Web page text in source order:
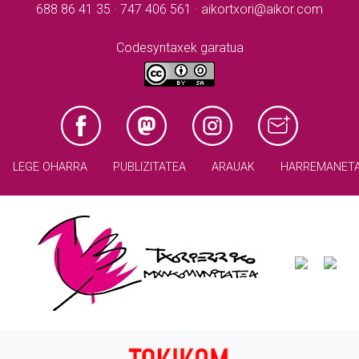
688 86 41 35 · 747 406 561 · aikortxori@aikor.com
Codesyntaxek garatua
LEGE OHARRA PUBLIZITATEA ARAUAK